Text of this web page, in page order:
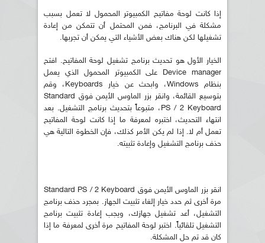
إذا كانت لوحة مفاتيح الكمبيوتر المحمول لا تعمل بسبب
مشكلة في البرنامج، فمن المحتمل أن تتمكن من إعادة
تشغيلها لكن هناك بعض الأشياء التي يمكن أن تجربها.
الخيار الأول هو تحديث برنامج تشغيل لوحة المفاتيح. افتح
Device manager على الكمبيوتر المحمول الذي يعمل
بنظام Windows، وابحث عن خيار Keyboards، وقم
بتوسيع القائمة، وانقر بزر الماوس الأيمن فوق Standard
PS / 2 Keyboard، متبوعاً بتحديث برنامج التشغيل. بعد
انتهاء التحديث، اختبره لمعرفة ما إذا كانت لوحة المفاتيح
تعمل أم لا. إذا لم يكن الأمر كذلك، فإن الخطوة التالية هي
حذف برنامج التشغيل وإعادة تثبيته.
انقر بزر الماوس الأيمن فوق Standard PS / 2 Keyboard
مرة أخرى ثم حدد خيار إلغاء تثبيت الجهاز. بمجرد حذف برنامج
التشغيل، أعد تشغيل جهازك، ويجب إعادة تثبيت برنامج
التشغيل تلقائياً. اختبر لوحة المفاتيح مرة أخرى لمعرفة ما إذا
كان قد تم حل المشكلة.